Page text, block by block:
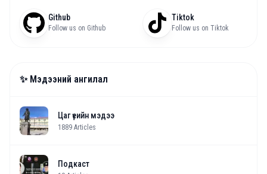
Github
Follow us on Github
Tiktok
Follow us on Tiktok
✨ Мэдээний ангилал
Цаг үеийн мэдээ
1889 Articles
Подкаст